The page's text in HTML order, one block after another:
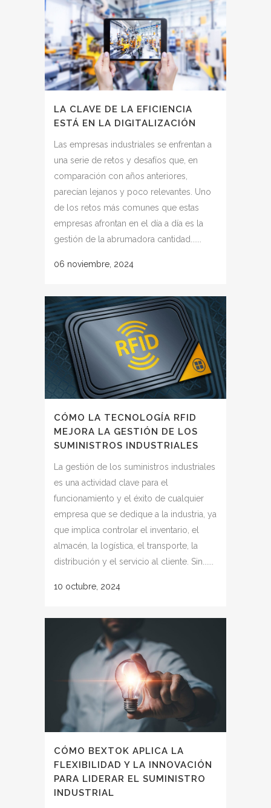
LA CLAVE DE LA EFICIENCIA
ESTÁ EN LA DIGITALIZACIÓN
Las empresas industriales se enfrentan a
una serie de retos y desafíos que, en
comparación con años anteriores,
parecían lejanos y poco relevantes. Uno
de los retos más comunes que estas
empresas afrontan en el día a día es la
gestión de la abrumadora cantidad......
06 noviembre, 2024
CÓMO LA TECNOLOGÍA RFID
MEJORA LA GESTIÓN DE LOS
SUMINISTROS INDUSTRIALES
La gestión de los suministros industriales
es una actividad clave para el
funcionamiento y el éxito de cualquier
empresa que se dedique a la industria, ya
que implica controlar el inventario, el
almacén, la logística, el transporte, la
distribución y el servicio al cliente. Sin......
10 octubre, 2024
CÓMO BEXTOK APLICA LA
FLEXIBILIDAD Y LA INNOVACIÓN
PARA LIDERAR EL SUMINISTRO
INDUSTRIAL